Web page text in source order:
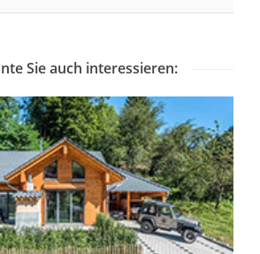
Sie auch interessieren: